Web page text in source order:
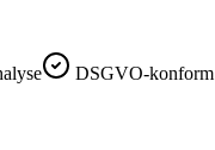
DSGVO-konform